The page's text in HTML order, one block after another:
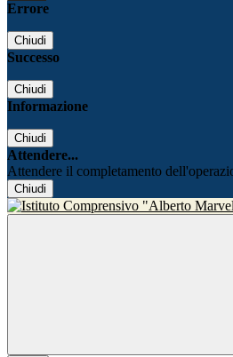
Errore
Chiudi
Successo
Chiudi
Informazione
Chiudi
Attendere...
Attendere il completamento
Chiudi